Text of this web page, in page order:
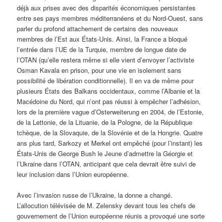
déjà aux prises avec des disparités économiques persistantes
entre ses pays membres méditerranéens et du Nord-Ouest, sans
parler du profond attachement de certains des nouveaux
membres de l’Est aux États-Unis. Ainsi, la France a bloqué
l’entrée dans l’UE de la Turquie, membre de longue date de
l’OTAN (qu’elle restera même si elle vient d’envoyer l’activiste
Osman Kavala en prison, pour une vie en isolement sans
possibilité de libération conditionnelle). Il en va de même pour
plusieurs États des Balkans occidentaux, comme l’Albanie et la
Macédoine du Nord, qui n’ont pas réussi à empêcher l’adhésion,
lors de la première vague d’Osterweiterung en 2004, de l’Estonie,
de la Lettonie, de la Lituanie, de la Pologne, de la République
tchèque, de la Slovaquie, de la Slovénie et de la Hongrie. Quatre
ans plus tard, Sarkozy et Merkel ont empêché (pour l’instant) les
États-Unis de George Bush le Jeune d’admettre la Géorgie et
l’Ukraine dans l’OTAN, anticipant que cela devrait être suivi de
leur inclusion dans l’Union européenne.
Avec l’invasion russe de l’Ukraine, la donne a changé.
L’allocution télévisée de M. Zelensky devant tous les chefs de
gouvernement de l’Union européenne réunis a provoqué une sorte